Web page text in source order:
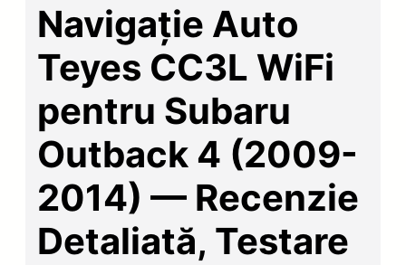
Navigație Auto
Teyes CC3L WiFi
pentru Subaru
Outback 4 (2009-
2014) — Recenzie
Detaliată, Testare